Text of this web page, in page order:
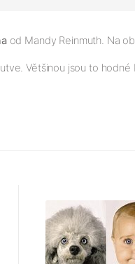
od Mandy Reinmuth. Na
Většinou jsou to